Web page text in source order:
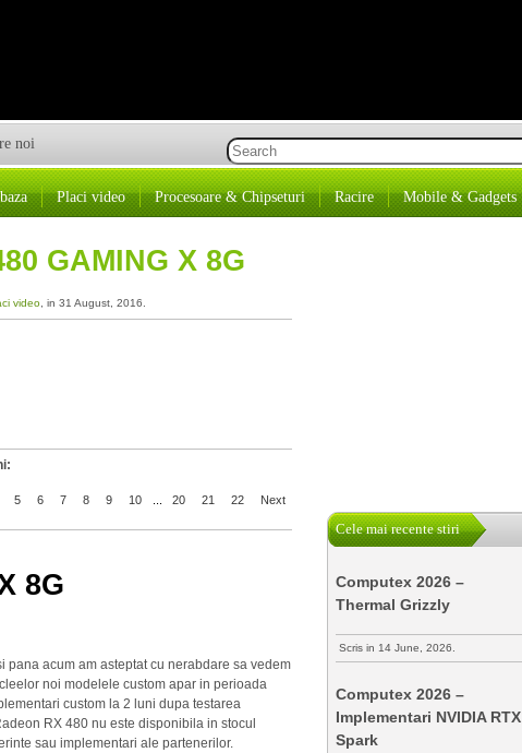
noi
Placi video Procesoare & Chipseturi Racire Mobile & Gadgets
GAMING X 8G
video, in 31 August, 2016.
5 6 7 8 9 10 20 21 22 Next
8G
acum am asteptat cu nerabdare sa vedem
noi modelele custom apar in perioada
custom la 2 luni dupa testarea
RX 480 nu este disponibila in stocul
sau implementari ale partenerilor.
Cele mai recente stiri
Computex 2026 –
Thermal Grizzly
Scris in 14 June, 2026.
Computex 2026 –
Implementari NVIDIA RTX
Spark